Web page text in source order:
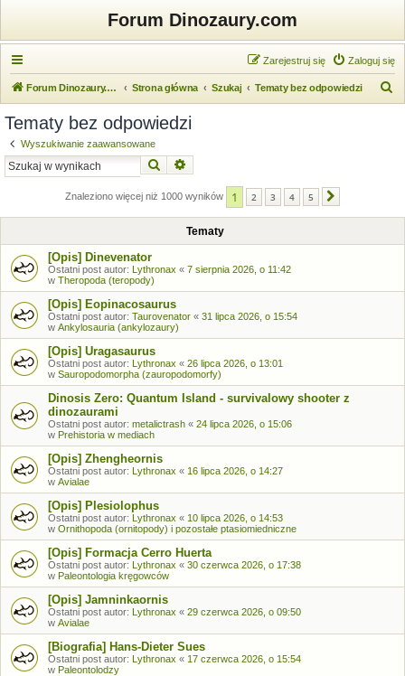
Forum Dinozaury.com
Zaloguj się
Zarejestruj się
Forum Dinozaury.com Strona główna Szukaj Tematy bez odpowiedzi
Tematy bez odpowiedzi
Wyszukiwanie zaawansowane
Szukaj
Znaleziono więcej niż 1000 wyników 1 2 3 4 5
Tematy
[Opis] Dinevenator
Ostatni post autor: Lythronax « 7 sierpnia 2026, o 11:42
w Theropoda (teropody)
[Opis] Eopinacosaurus
Ostatni post autor: Taurovenator « 31 lipca 2026, o 15:54
w Ankylosauria (ankylozaury)
[Opis] Uragasaurus
Ostatni post autor: Lythronax « 26 lipca 2026, o 13:01
w Sauropodomorpha (zauropodomorfy)
Dinosis Zero: Quantum Island - survivalowy shooter z
dinozaurami
Ostatni post autor: metalictrash « 24 lipca 2026, o 15:06
w Prehistoria w mediach
[Opis] Zhengheornis
Ostatni post autor: Lythronax « 16 lipca 2026, o 14:27
w Avialae
[Opis] Plesiolophus
Ostatni post autor: Lythronax « 10 lipca 2026, o 14:53
w Ornithopoda (ornitopody) i pozostałe ptasiomiedniczne
[Opis] Formacja Cerro Huerta
Ostatni post autor: Lythronax « 30 czerwca 2026, o 17:38
w Paleontologia kręgowców
[Opis] Jamninkaornis
Ostatni post autor: Lythronax « 29 czerwca 2026, o 09:50
w Avialae
[Biografia] Hans-Dieter Sues
Ostatni post autor: Lythronax « 17 czerwca 2026, o 15:54
w Paleontolodzy